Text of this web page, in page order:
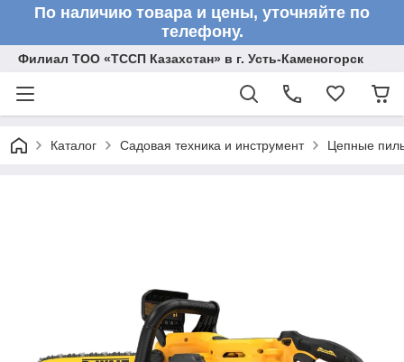
По наличию товара и цены, уточняйте по
телефону.
Филиал ТОО «ТССП Казахстан» в г. Усть-Каменогорск
Каталог Садовая техника и инструмент Цепные